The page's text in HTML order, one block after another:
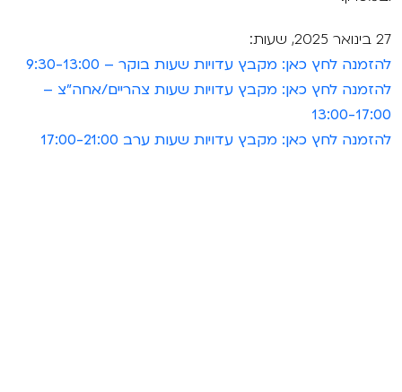
27 בינואר 2025, שעות:
להזמנה לחץ כאן: מקבץ עדויות שעות בוקר – 9:30-13:00
להזמנה לחץ כאן: מקבץ עדויות שעות צהריים/אחה"צ –
13:00-17:00
להזמנה לחץ כאן: מקבץ עדויות שעות ערב 17:00-21:00